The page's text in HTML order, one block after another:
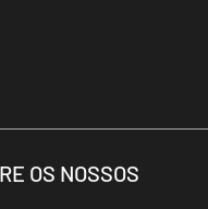
OS NOSSOS